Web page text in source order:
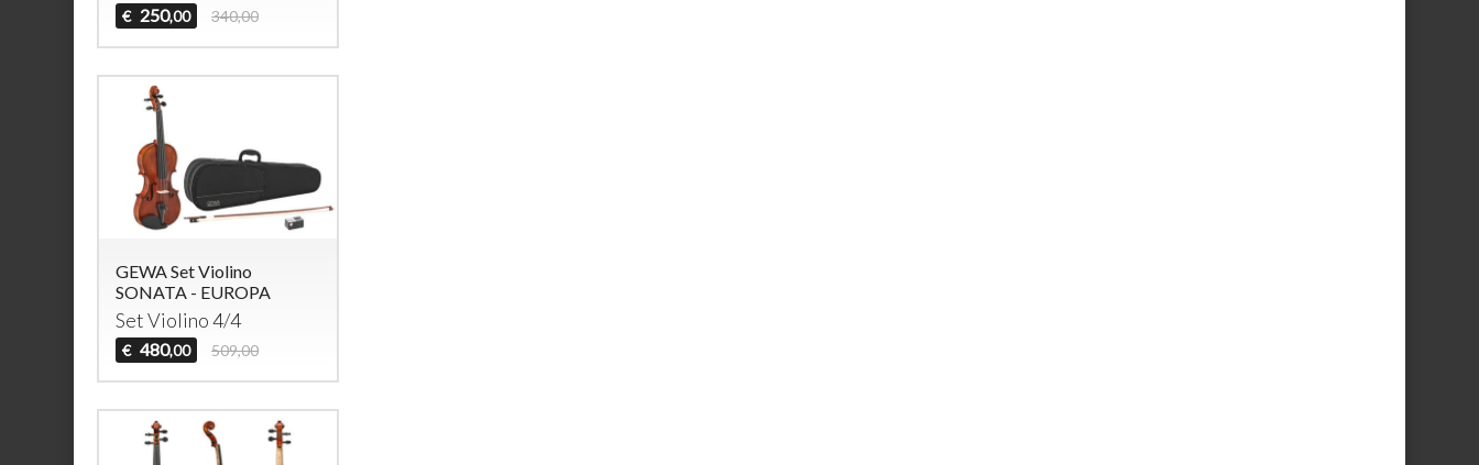
€ 250,00 340,00
GEWA Set Violino
SONATA - EUROPA
Set Violino 4/4
€ 480,00 509,00